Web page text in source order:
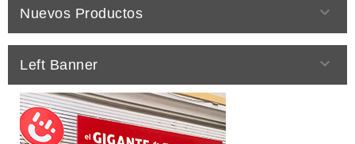
Nuevos Productos 
Left Banner 